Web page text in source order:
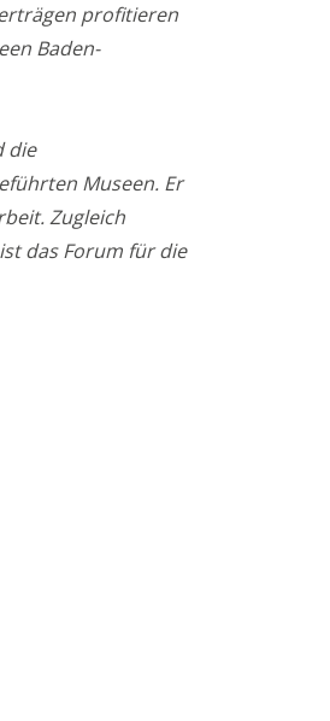
profitieren
Baden-
die
Museen. Er
Zugleich
das Forum für die